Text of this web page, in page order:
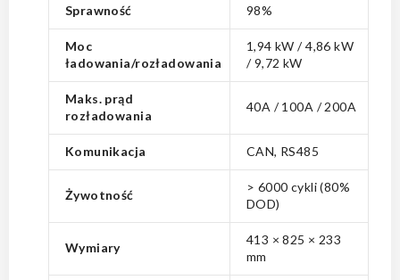
Sprawność 98%
Moc
ładowania/rozładowania
1,94 kW / 4,86 kW
/ 9,72 kW
Maks. prąd
rozładowania
40A / 100A / 200A
Komunikacja CAN, RS485
Żywotność
> 6000 cykli (80%
DOD)
Wymiary
413 × 825 × 233
mm